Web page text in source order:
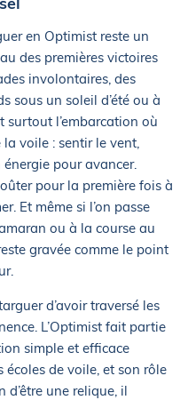
en Optimist reste un
des premières victoires
involontaires, des
sous un soleil d’été ou à
surtout l’embarcation où
la voile : sentir le vent,
pour avancer.
pour la première fois à
Et même si l’on passe
ou à la course au
gravée comme le point
d’avoir traversé les
L’Optimist fait partie
simple et efficace
de voile, et son rôle
une relique, il